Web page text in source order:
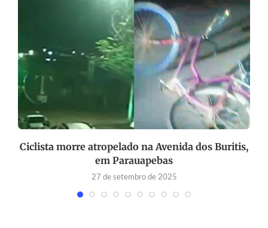
Ciclista morre atropelado na Avenida dos Buritis,
em Parauapebas
27 de setembro de 2025